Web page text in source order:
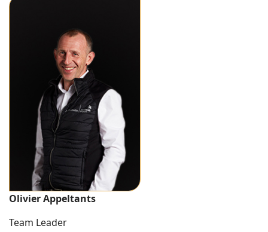
Olivier Appeltants
Team Leader